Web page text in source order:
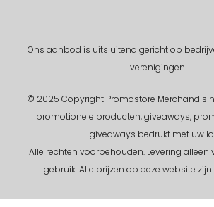
Ons aanbod is uitsluitend gericht op
verenigingen.
© 2025 Copyright Promostore
promotionele producten, giveaways,
giveaways bedrukt met uw
Alle rechten voorbehouden.Levering alleen
gebruik. Alle prijzen op deze website zijn